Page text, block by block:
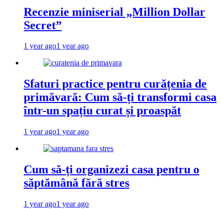
Recenzie miniserial „Million Dollar
Secret”
1 year ago1 year ago
Sfaturi practice pentru curățenia de
primăvară: Cum să-ți transformi casa
într-un spațiu curat și proaspăt
1 year ago1 year ago
Cum să-ți organizezi casa pentru o
săptămână fără stres
1 year ago1 year ago